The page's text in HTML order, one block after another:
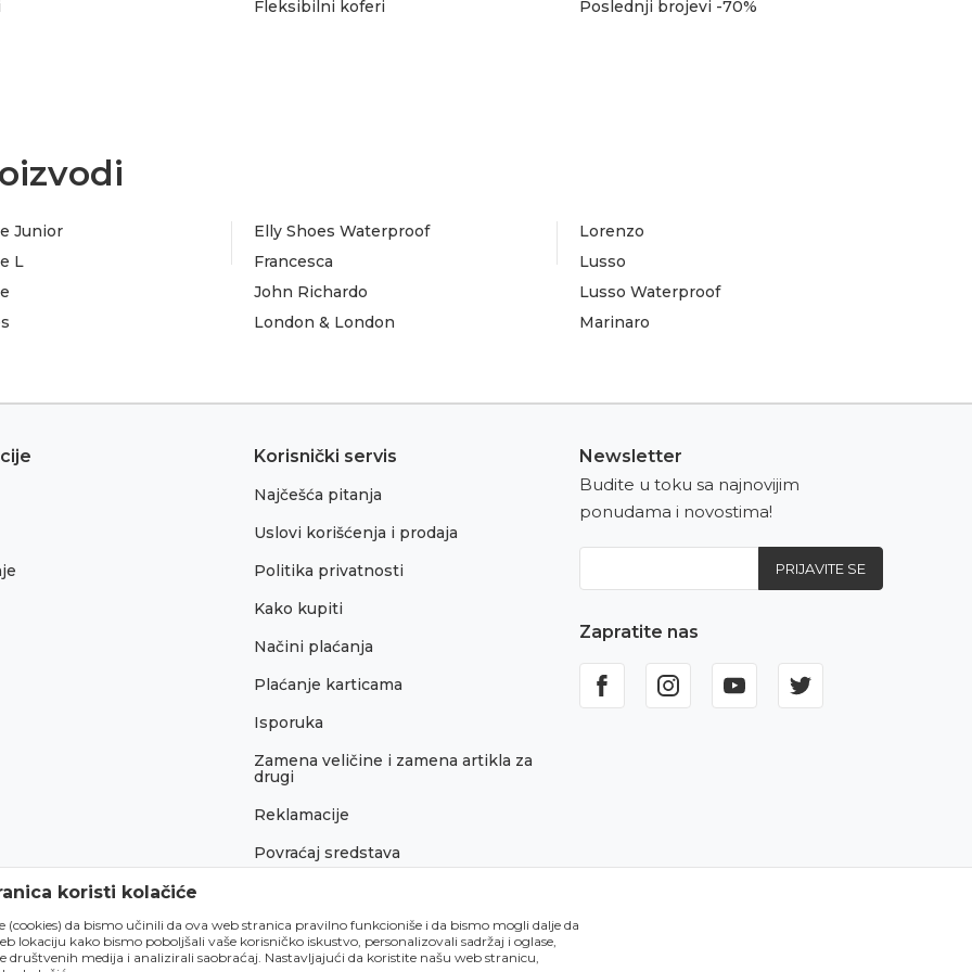
Fleksibilni koferi Poslednji brojevi -70%
Junior
L
Elly Shoes Waterproof
Francesca
John Richardo
London & London
Lorenzo
Lusso
Lusso Waterproof
Marinaro
Korisnički servis
Najčešća pitanja
Uslovi korišćenja i prodaja
Politika privatnosti
Kako kupiti
Načini plaćanja
Plaćanje karticama
Isporuka
Zamena veličine i zamena artikla za
drugi
Reklamacije
Povraćaj sredstava
Newsletter
Budite u toku sa najnovijim
ponudama i novostima!
PRIJAVITE SE
Zapratite nas
koristi kolačiće
(cookies) da bismo učinili da ova web stranica pravilno funkcioniše i da bismo mogli dalje da
lokaciju kako bismo poboljšali vaše korisničko iskustvo, personalizovali sadržaj i oglase,
društvenih medija i analizirali saobraćaj. Nastavljajući da koristite našu web stranicu,